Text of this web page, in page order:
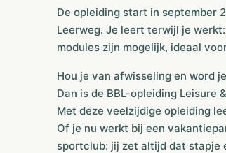
De opleiding start in september
Leerweg. Je leert terwijl je
modules zijn mogelijk, ideaal
Hou je van afwisseling en word
Dan is de BBL-opleiding Leisure
Met deze veelzijdige opleiding
Of je nu werkt bij een
sportclub: jij zet altijd dat stapje